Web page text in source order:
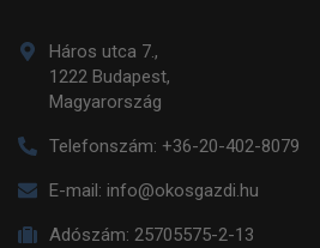
Háros utca 7.,
1222 Budapest,
Magyarország
Telefonszám: +36-20-402-8079
E-mail: info@okosgazdi.hu
Adószám: 25705575-2-13